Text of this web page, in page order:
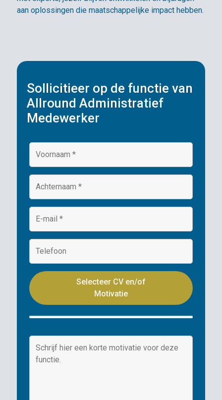
aan oplossingen die maatschappelijke impact hebben.
Sollicitieer op de functie van
Allround Administratief
Medewerker
Selecteer CV en/of
Motivatie